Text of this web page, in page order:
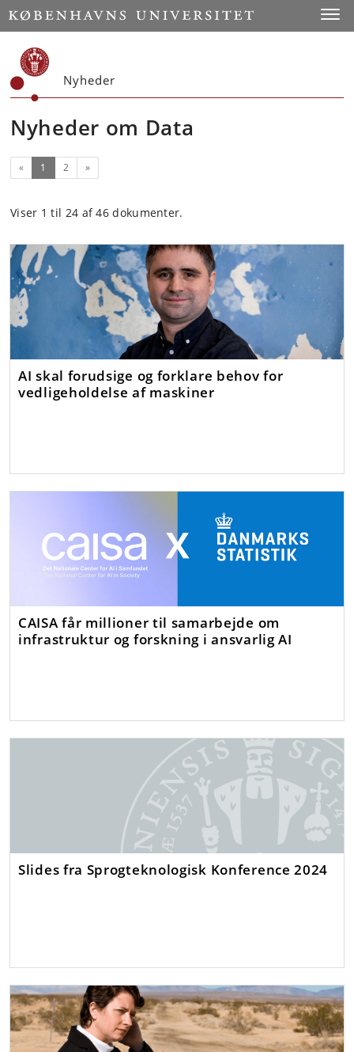
Start
Nyheder
Nyheder om Data
« 1 (nuværende)
2 Næste
»
Viser 1 til 24 af 46 dokumenter.
AI skal forudsige og forklare behov for
vedligeholdelse af maskiner
CAISA får millioner til samarbejde om
infrastruktur og forskning i ansvarlig AI
Slides fra Sprogteknologisk Konference 2024